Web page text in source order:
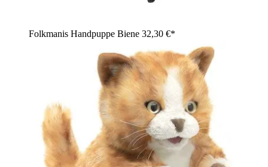
Folkmanis Handpuppe Biene 32,30 €*